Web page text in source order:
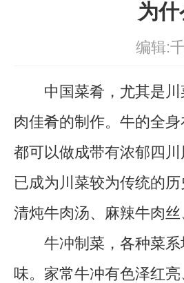
为
编辑:
中国菜肴，尤其是川
肉佳肴的制作。牛的全
都可以做成带有浓郁四
已成为川菜较为传统的
清炖牛肉汤、麻辣牛肉
牛冲制菜，各种菜系
味。家常牛冲有色泽红